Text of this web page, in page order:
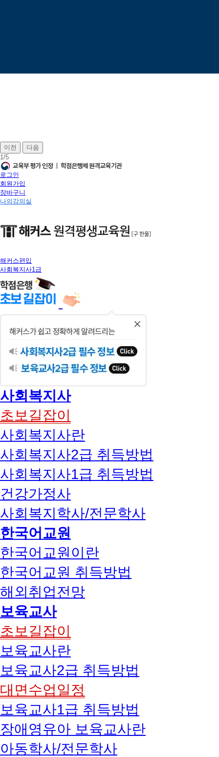
이전
다음
1/5
로그인
회원가입
장바구니
나의강의실
해커스편입
사회복지사1급
사회복지사
초보길잡이
사회복지사란
사회복지사2급 취득방법
사회복지사1급 취득방법
건강가정사
사회복지학사/전문학사
한국어교원
한국어교원이란
한국어교원 취득방법
해외취업전망
보육교사
초보길잡이
보육교사란
보육교사2급 취득방법
대면수업일정
보육교사1급 취득방법
장애영유아 보육교사란
아동학사/전문학사